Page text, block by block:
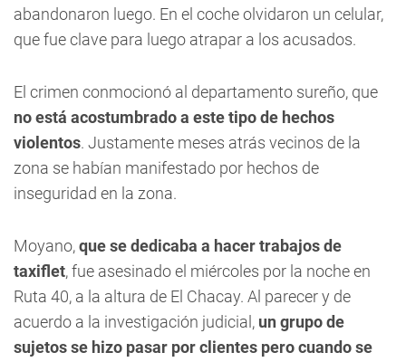
abandonaron luego. En el coche olvidaron un celular,
que fue clave para luego atrapar a los acusados.
El crimen conmocionó al departamento sureño, que
no está acostumbrado a este tipo de hechos
violentos. Justamente meses atrás vecinos de la
zona se habían manifestado por hechos de
inseguridad en la zona.
Moyano,que se dedicaba a hacer trabajos de
taxiflet, fue asesinado el miércoles por la noche en
Ruta 40, a la altura de El Chacay. Al parecer y de
acuerdo a la investigación judicial, un grupo de
sujetos se hizo pasar por clientes pero cuando se